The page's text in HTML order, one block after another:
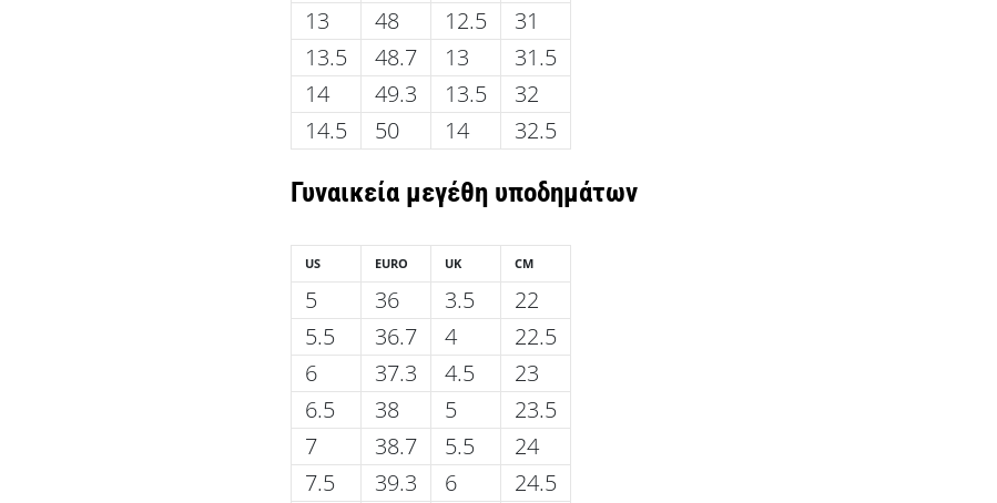
13
13.5
14
14.5
48
48.7
49.3
50
12.5
13
13.5
14
31
31.5
32
32.5
Γυναικεία μεγέθη υποδημάτων
US
5
5.5
6
6.5
7
7.5
EURO
36
36.7
37.3
38
38.7
39.3
UK
3.5
4
4.5
5
5.5
6
CM
22
22.5
23
23.5
24
24.5